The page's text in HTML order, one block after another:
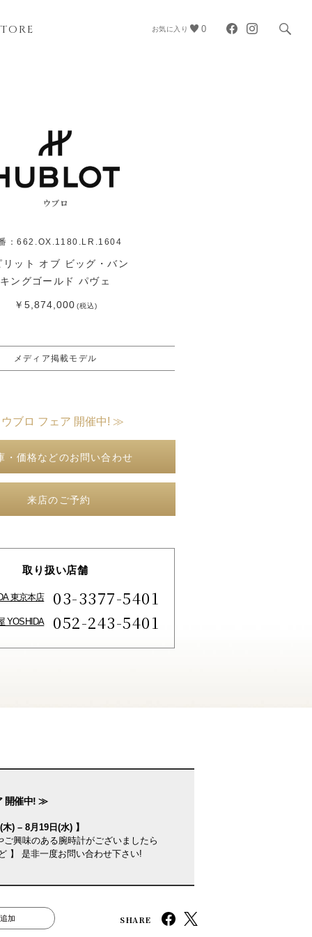
お気に入り 0
ウブロ
：662.OX.1180.LR.1604
リット オブ ビッグ・バン
キングゴールド パヴェ
￥5,874,000(税込)
メディア掲載モデル
ブロ フェア 開催中! ≫
・価格などのお問い合わせ
来店のご予約
取り扱い店舗
東京本店 03-3377-5401
YOSHIDA 052-243-5401
開催中! ≫
) – 8月19日(水) 】
ご興味のある腕時計がございましたら
】 是非一度お問い合わせ下さい!
加 SHARE